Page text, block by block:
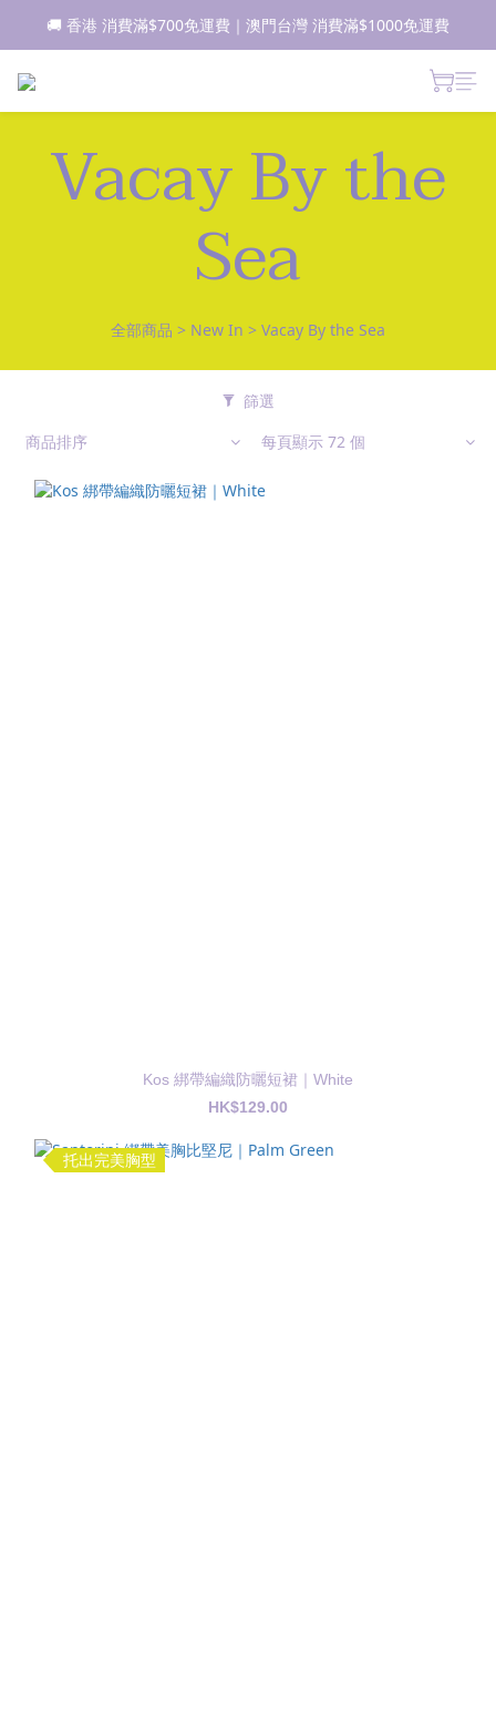
📦所有現貨商品1-2日內發貨｜預售商品7-10日內發貨
🚚 香港 消費滿$700免運費｜澳門台灣 消費滿$1000免運費
新朋友登記會員即獲$50購物金✨ 點擊了解更多詳情🔎
Vacay By the
Sea
全部商品 > New In > Vacay By the Sea
篩選
商品排序
每頁顯示 72 個
Kos 綁帶編織防曬短裙｜White
HK$129.00
托出完美胸型